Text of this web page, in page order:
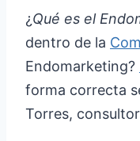
¿Qué es el
dentro de la
Endomarketing?
forma correcta
Torres,